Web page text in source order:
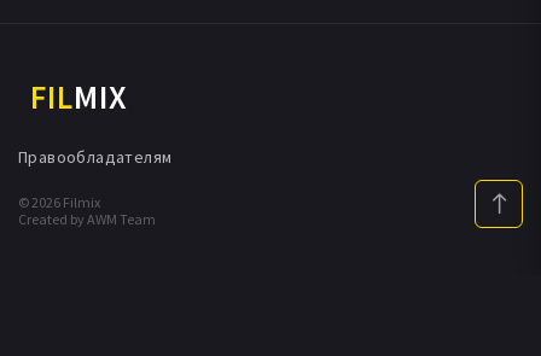
FILMIX
© 2026 Filmix
Created by AWM Team
Правообладателям